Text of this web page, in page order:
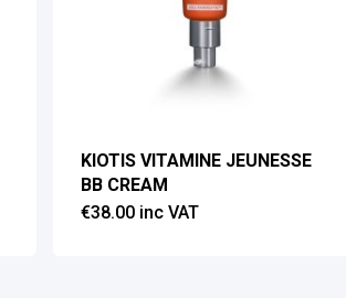
KIOTIS VITAMINE JEUNESSE
BB CREAM
€38.00 inc VAT